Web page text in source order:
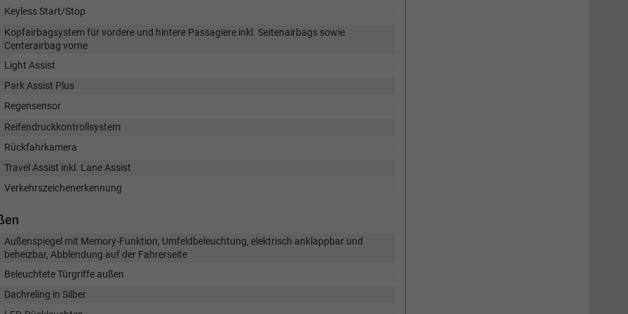
Keyless Start/Stop
Kopfairbagsystem für vordere und hintere Passagiere inkl. Seitenairbags sowie
Centerairbag vorne
Light Assist
Park Assist Plus
Regensensor
Reifendruckkontrollsystem
Rückfahrkamera
Travel Assist inkl. Lane Assist
Verkehrszeichenerkennung
Außenspiegel mit Memory-Funktion, Umfeldbeleuchtung, elektrisch anklappbar und
beheizbar, Abblendung auf der Fahrerseite
Beleuchtete Türgriffe außen
Dachreling in Silber